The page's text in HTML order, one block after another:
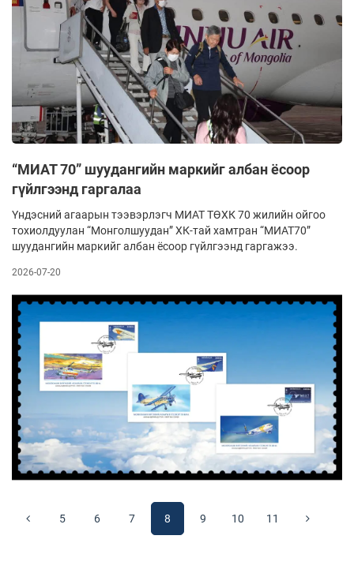
“МИАТ 70” шуудангийн маркийг албан ёсоор
гүйлгээнд гаргалаа
Үндэсний агаарын тээвэрлэгч МИАТ ТӨХК 70 жилийн ойгоо
тохиолдуулан “Монголшуудан” ХК-тай хамтран “МИАТ70”
шуудангийн маркийг албан ёсоор гүйлгээнд гаргажээ.
2026-07-20
5 6 7 8 9 10 11